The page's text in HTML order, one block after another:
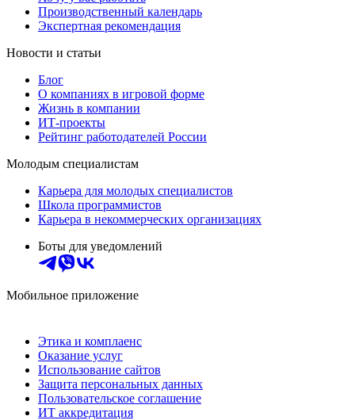
Производственный календарь
Экспертная рекомендация
Новости и статьи
Блог
О компаниях в игровой форме
Жизнь в компании
ИТ-проекты
Рейтинг работодателей России
Молодым специалистам
Карьера для молодых специалистов
Школа программистов
Карьера в некоммерческих организациях
Боты для уведомлений
Мобильное приложение
Этика и комплаенс
Оказание услуг
Использование сайтов
Защита персональных данных
Пользовательское соглашение
ИТ аккредитация